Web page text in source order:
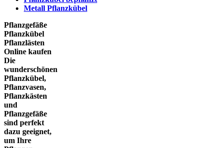
Metall Pflanzkübel
Pflanzgefäße
Pflanzkübel
Pflanzlästen
Online kaufen
Die
wunderschönen
Pflanzkübel,
Pflanzvasen,
Pflanzkästen
und
Pflanzgefäße
sind perfekt
dazu geeignet,
um Ihre